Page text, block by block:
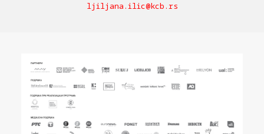
ljiljana.ilic@kcb.rs